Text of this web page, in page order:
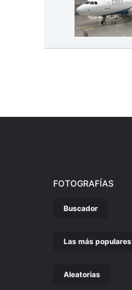
FOTOGRAFÍAS
Buscador
Las más populares
Aleatorias